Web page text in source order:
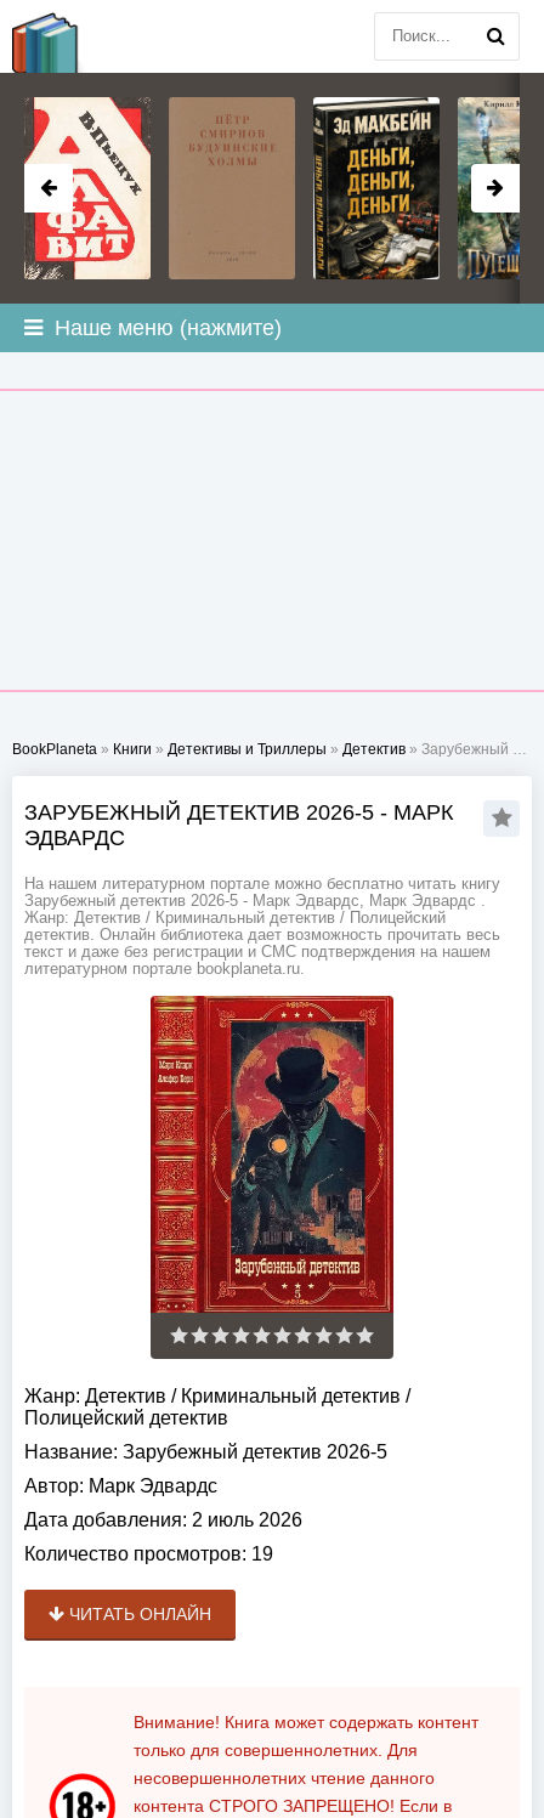
Наше меню (нажмите)
BookPlaneta » Книги » Детективы и Триллеры » Детектив » Зарубежный детектив 2026-5 - Марк Эдвардс
ЗАРУБЕЖНЫЙ ДЕТЕКТИВ 2026-5 - МАРК
ЭДВАРДС
На нашем литературном портале можно бесплатно читать книгу
Зарубежный детектив 2026-5 - Марк Эдвардс, Марк Эдвардс .
Жанр: Детектив / Криминальный детектив / Полицейский
детектив. Онлайн библиотека дает возможность прочитать весь
текст и даже без регистрации и СМС подтверждения на нашем
литературном портале bookplaneta.ru.
Жанр: Детектив / Криминальный детектив /
Полицейский детектив
Название: Зарубежный детектив 2026-5
Автор: Марк Эдвардс
Дата добавления: 2 июль 2026
Количество просмотров: 19
ЧИТАТЬ ОНЛАЙН
Внимание! Книга может содержать контент
только для совершеннолетних. Для
несовершеннолетних чтение данного
контента СТРОГО ЗАПРЕЩЕНО! Если в
BOOKPLANETA.COM